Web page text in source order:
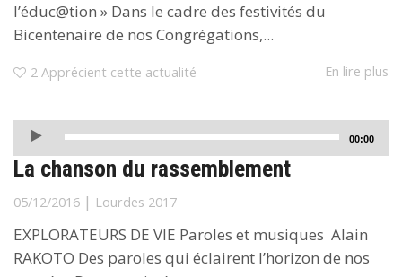
l’éduc@tion » Dans le cadre des festivités du
Bicentenaire de nos Congrégations,...
2 Apprécient cette actualité En lire plus
Lecteur
audio
00:00
La chanson du rassemblement
05/12/2016 | Lourdes 2017
EXPLORATEURS DE VIE Paroles et musiques Alain
RAKOTO Des paroles qui éclairent l’horizon de nos